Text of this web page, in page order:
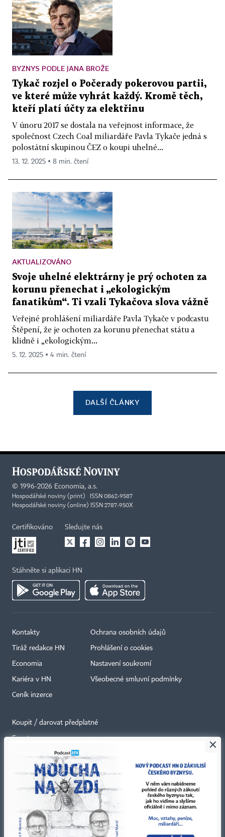
BYZNYS PODLE JANA BROŽE
Tykač rozjel o Počerady pokerovou partii,
ve které může vyhrát každý. Kromě těch,
kteří platí účty za elektřinu
V únoru 2017 se dostala na veřejnost informace, že
společnost Czech Coal miliardáře Pavla Tykače jedná s
polostátní skupinou ČEZ o koupi uhelné...
13. 12. 2025 ▪ 8 min. čtení
AKTUALIZOVÁNO
Svoje uhelné elektrárny je prý ochoten za
korunu přenechat i „ekologickým
fanatikům“. Ti vzali Tykačova slova vážně
Veřejné prohlášení miliardáře Pavla Tykače v podcastu
Štěpení, že je ochoten za korunu přenechat státu a
klidně i „ekologickým...
5. 12. 2025 ▪ 4 min. čtení
DALŠÍ ČLÁNKY
© 1996-2026 Economia, a.s.
Hospodářské noviny (print) ISSN 0862-9587
Hospodářské noviny (online) ISSN 2787-950X
Certifikováno Sledujte nás
Stáhněte si aplikaci HN
Kontakty
Tiráž redakce HN
Economia
Kariéra v HN
Ceník inzerce
Ochrana osobních údajů
Prohlášení o cookies
Nastavení soukromí
Všeobecné smluvní podmínky
Koupit / darovat předplatné
Eventy
Newslettery
RSS kanály
Autorská práva vykonává vydavatel. Bez písemného svolení vydavatele je
zakázáno jakékoli užití částí nebo celku díla, zejména rozmnožování a šíření
jakýmkoli způsobem, mechanickým nebo elektronickým, v českém nebo
jiném jazyce. Bez souhlasu vydavatele je zakázáno též rozmnožování
×